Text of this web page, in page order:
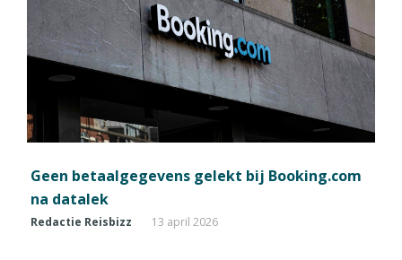
Geen betaalgegevens gelekt bij Booking.com
na datalek
Redactie Reisbizz 13 april 2026